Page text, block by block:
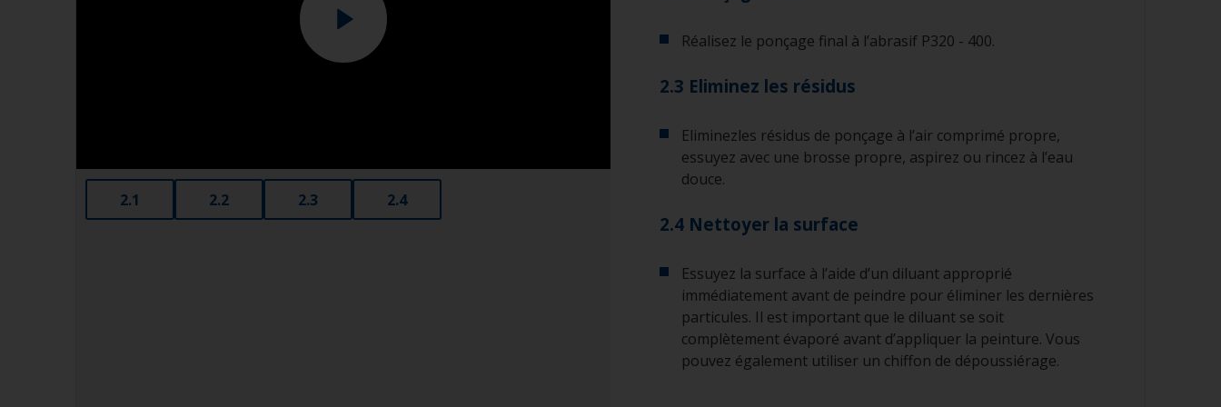
2.1 2.2 2.3 2.4
Réalisez le ponçage final à l’abrasif P320 - 400.
2.3 Eliminez les résidus
Eliminezles résidus de ponçage à l’air comprimé propre,
essuyez avec une brosse propre, aspirez ou rincez à l’eau
douce.
2.4 Nettoyer la surface
Essuyez la surface à l’aide d’un diluant approprié
immédiatement avant de peindre pour éliminer les dernières
particules. Il est important que le diluant se soit
complètement évaporé avant d’appliquer la peinture. Vous
pouvez également utiliser un chiffon de dépoussiérage.